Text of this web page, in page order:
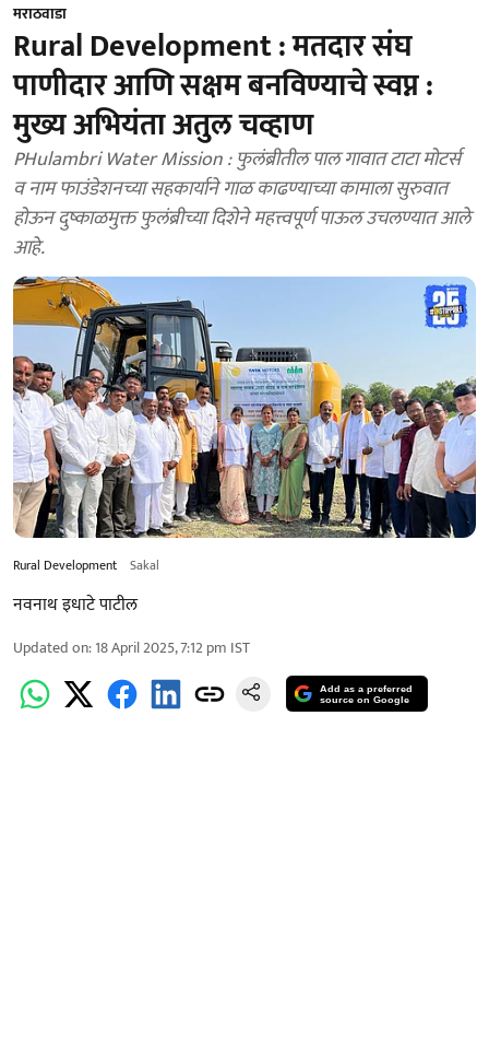
मराठवाडा
Rural Development : मतदार संघ
पाणीदार आणि सक्षम बनविण्याचे स्वप्न :
मुख्य अभियंता अतुल चव्हाण
PHulambri Water Mission : फुलंब्रीतील पाल गावात टाटा मोटर्स
व नाम फाउंडेशनच्या सहकार्याने गाळ काढण्याच्या कामाला सुरुवात
होऊन दुष्काळमुक्त फुलंब्रीच्या दिशेने महत्त्वपूर्ण पाऊल उचलण्यात आले
आहे.
Rural Development Sakal
नवनाथ इधाटे पाटील
Updated on:18 April 2025, 7:12 pm IST
Add as a preferred
source on Google